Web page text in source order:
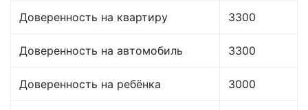
Доверенность на квартиру 3300
Доверенность на автомобиль 3300
Доверенность на ребёнка 3000